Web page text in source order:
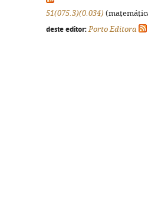
51(075.3)(0.034)
deste editor: Porto Editora